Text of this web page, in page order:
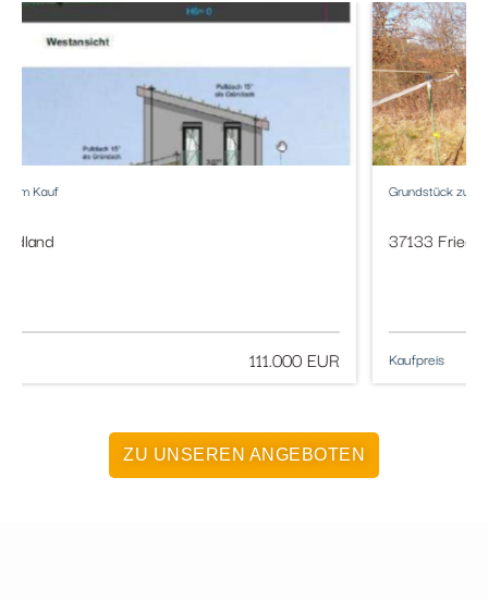
Grundstück zum Kauf
37133 Friedland
111.000 EUR
ZU UNSEREN ANGEBOTEN